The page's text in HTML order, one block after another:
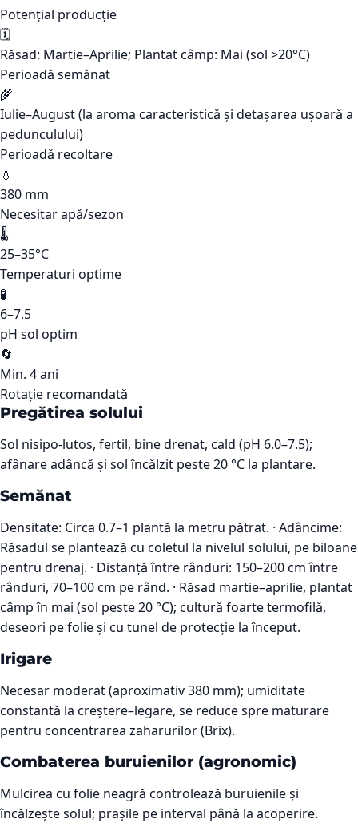
Potențial producție
🗓️
Răsad: Martie–Aprilie; Plantat câmp: Mai (sol >20°C)
Perioadă semănat
🌾
Iulie–August (la aroma caracteristică și detașarea ușoară a
pedunculului)
Perioadă recoltare
💧
380 mm
Necesitar apă/sezon
🌡️
25–35°C
Temperaturi optime
🧪
6–7.5
pH sol optim
🔄
Min. 4 ani
Rotație recomandată
Pregătirea solului
Sol nisipo-lutos, fertil, bine drenat, cald (pH 6.0–7.5);
afânare adâncă și sol încălzit peste 20 °C la plantare.
Semănat
Densitate: Circa 0.7–1 plantă la metru pătrat. · Adâncime:
Răsadul se plantează cu coletul la nivelul solului, pe biloane
pentru drenaj. · Distanță între rânduri: 150–200 cm între
rânduri, 70–100 cm pe rând. · Răsad martie–aprilie, plantat
câmp în mai (sol peste 20 °C); cultură foarte termofilă,
deseori pe folie și cu tunel de protecție la început.
Irigare
Necesar moderat (aproximativ 380 mm); umiditate
constantă la creștere–legare, se reduce spre maturare
pentru concentrarea zaharurilor (Brix).
Combaterea buruienilor (agronomic)
Mulcirea cu folie neagră controlează buruienile și
încălzește solul; prașile pe interval până la acoperire.